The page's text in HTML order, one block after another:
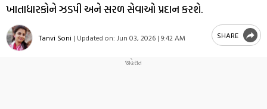
ખાતાધારકોને ઝડપી અને સરળ સેવાઓ પ્રદાન કરશે.
Tanvi Soni | Updated on: Jun 03, 2026 | 9:42 AM SHARE